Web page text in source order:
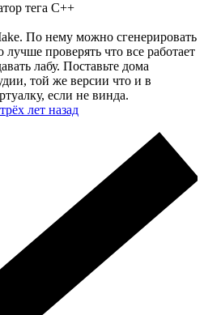
тега C++
По нему можно сгенерировать
проверять что все работает
лабу. Поставьте дома
той же версии что и в
если не винда.
лет назад